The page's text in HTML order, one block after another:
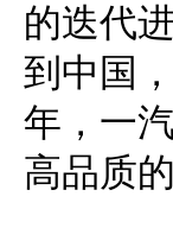
的迭代
到中国
年，一
高品质